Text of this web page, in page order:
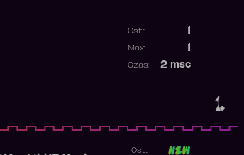
1.
Ost.:
Max:
2 msc
Czas:
Ost: